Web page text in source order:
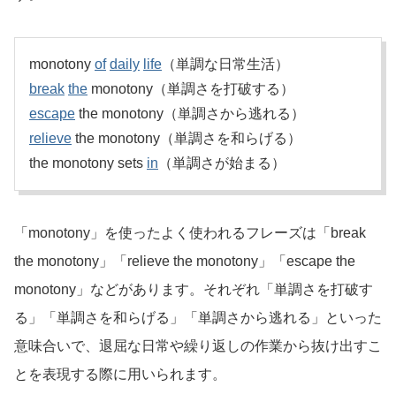
monotony of daily life （単調な日常生活）
break the monotony（単調さを打破する）
escape the monotony（単調さから逃れる）
relieve the monotony（単調さを和らげる）
the monotony sets in （単調さが始まる）
「monotony」を使ったよく使われるフレーズは「break
the monotony」「relieve the monotony」「escape the
monotony」などがあります。それぞれ「単調さを打破す
る」「単調さを和らげる」「単調さから逃れる」といった
意味合いで、退屈な日常や繰り返しの作業から抜け出すこ
とを表現する際に用いられます。